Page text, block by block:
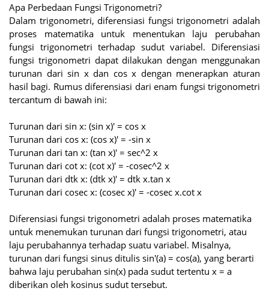
Apa Perbedaan Fungsi Trigonometri?
Dalam trigonometri, diferensiasi fungsi trigonometri adalah
proses matematika untuk menentukan laju perubahan
fungsi trigonometri terhadap sudut variabel. Diferensiasi
fungsi trigonometri dapat dilakukan dengan menggunakan
turunan dari sin x dan cos x dengan menerapkan aturan
hasil bagi. Rumus diferensiasi dari enam fungsi trigonometri
tercantum di bawah ini:
Turunan dari sin x: (sin x)' = cos x
Turunan dari cos x: (cos x)' = -sin x
Turunan dari tan x: (tan x)' = sec^2 x
Turunan dari cot x: (cot x)' = -cosec^2 x
Turunan dari dtk x: (dtk x)' = dtk x.tan x
Turunan dari cosec x: (cosec x)' = -cosec x.cot x
Diferensiasi fungsi trigonometri adalah proses matematika
untuk menemukan turunan dari fungsi trigonometri, atau
laju perubahannya terhadap suatu variabel. Misalnya,
turunan dari fungsi sinus ditulis sin′(a) = cos(a), yang berarti
bahwa laju perubahan sin(x) pada sudut tertentu x = a
diberikan oleh kosinus sudut tersebut.